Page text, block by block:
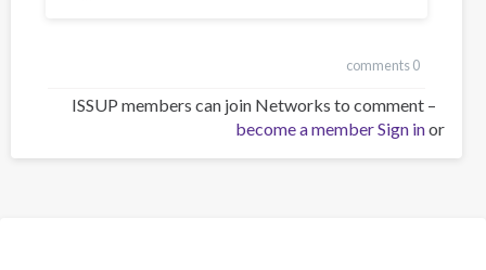
0 comments
ISSUP members can join Networks to comment –
Sign inor
become a member